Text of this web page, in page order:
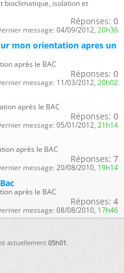
bioclimatique, isolation et
Réponses: 0
message: 04/09/2012, 20h36
mon orientation apres un
après le BAC
Réponses: 0
message: 11/03/2012, 20h02
après le BAC
Réponses: 0
message: 05/01/2012, 21h14
après le BAC
Réponses: 7
message: 20/08/2010, 19h14
après le BAC
Réponses: 4
message: 08/08/2010, 17h46
actuellement05h01.